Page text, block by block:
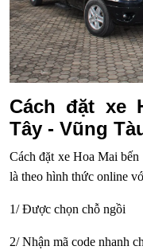
Cách đặt xe
Tây - Vũng
Cách đặt xe Hoa Mai
là theo hình thức online
1/ Được chọn chỗ ngồi
2/ Nhận mã code nhanh